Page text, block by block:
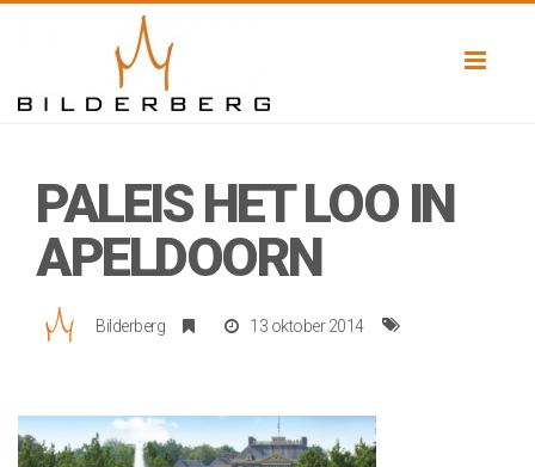
PALEIS HET LOO IN
APELDOORN
Bilderberg 13 oktober 2014